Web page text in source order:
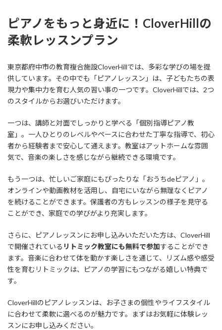
ピアノをもっと身近に！CloverHillの
柔軟レッスンプラン
東京都府中市の教育複合施設CloverHillでは、多彩な学びの場を提
供しています。その中でも「ピアノレッスン」は、子どもたちの表
現力や集中力を育む人気の習い事の一つです。CloverHillでは、2つ
のスタイルからお選びいただけます。
一つは、講師と対面でしっかりと学べる「個別指導ピアノ教
室」。一人ひとりのレベルやペースに合わせた丁寧な指導で、初心
者から経験者まで安心して通えます。教室はアットホームな雰囲
気で、音楽の楽しさを感じながら継続できる環境です。
もう一つは、忙しいご家庭にもぴったりな「おうちdeピアノ」。
オンラインや動画教材を活用し、自宅にいながら無理なくピアノ
を続けることができます。保護者の方もレッスンの様子を見守る
ことができ、家庭での学びがより充実します。
さらに、ピアノレッスンにお申し込みいただいた方は、CloverHill
で開催されている リトミック教室にも無料で参加することができ
ます。音楽に合わせて体を動かす楽しさを通じて、リズム感や感受
性を育むリトミックは、ピアノの学習にもつながる嬉しい特典で
す。
CloverHillのピアノレッスンは、お子さまの個性やライフスタイル
に合わせて柔軟に選べるのが魅力です。まずはお気軽に体験レッ
スンにお申し込みください。